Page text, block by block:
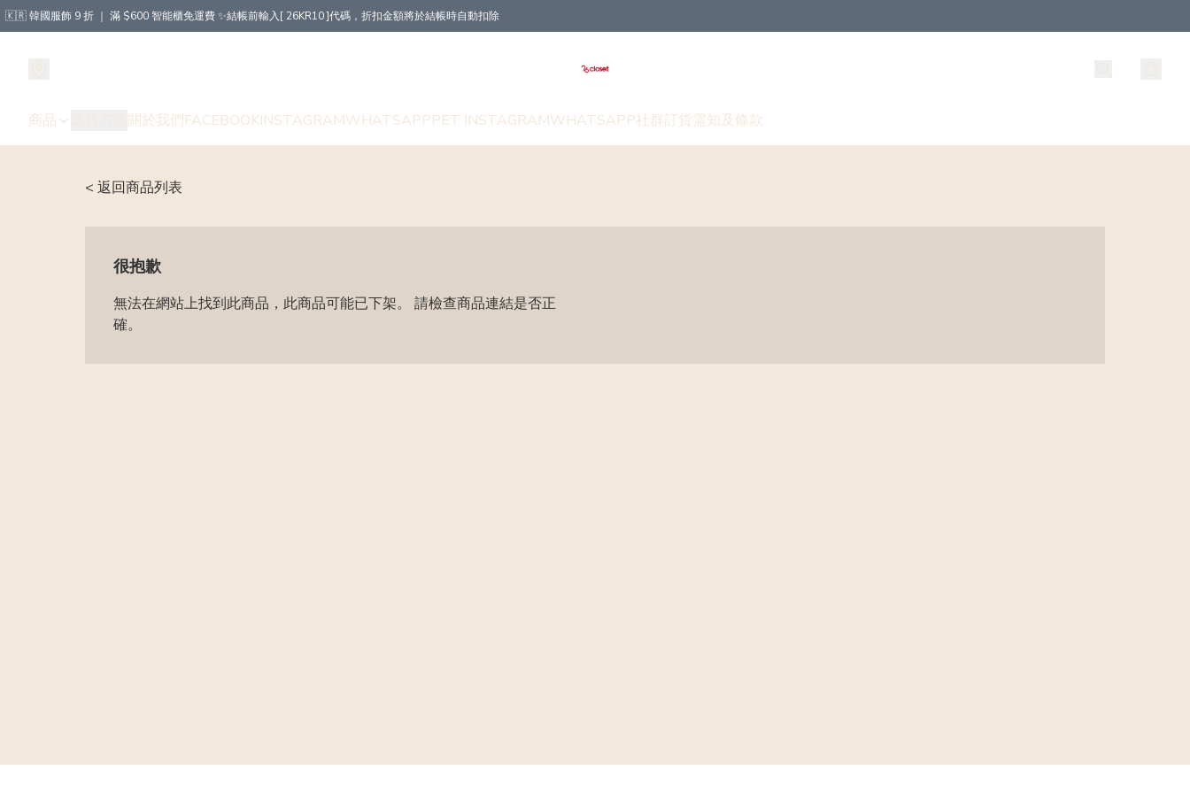
🇰🇷 韓國服飾 9 折 ｜ 滿 $600 智能櫃免運費 ✨結帳前輸入[ 26KR10 ]代碼，折扣金額將於結帳時自動扣除
商品 關於我們FACEBOOKINSTAGRAMWHATSAPPPET INSTAGRAMWHATSAPP社群訂貨需知及條款
< 返回商品列表
很抱歉
無法在網站上找到此商品，此商品可能已下架。 請檢查商品連結是否正
確。